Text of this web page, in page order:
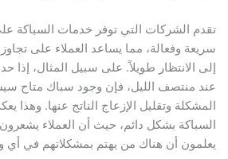
سريعة وفعالة، مما يساعد العملاء على
إلى الانتظار طويلاً. على سبيل المثال، إذا
عند منتصف الليل، فإن وجود سباك متاح
المشكلة وتقليل الإزعاج الناتج عنها. وهذا
السباكة بشكل دائم، حيث أن العملاء يشعرون
يعلمون أن هناك من يهتم بمشكلاتهم في أي